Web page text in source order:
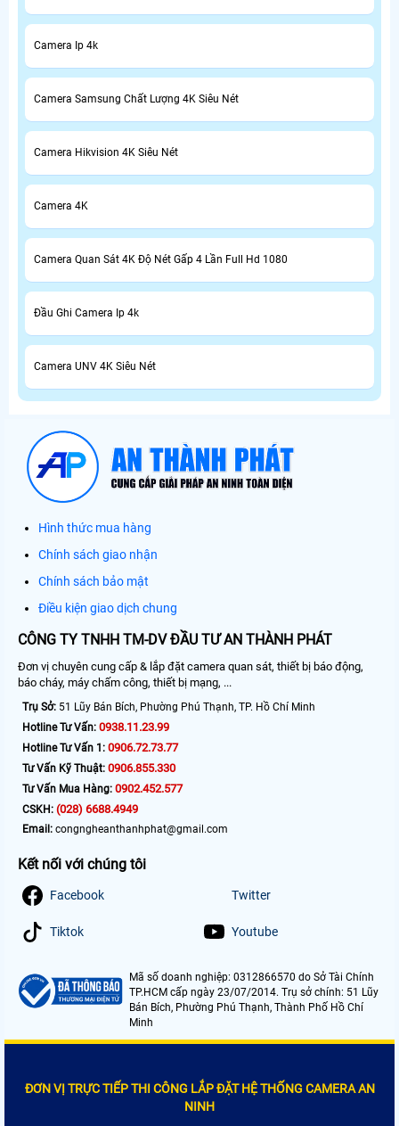
Camera Ip 4k
Camera Samsung Chất Lượng 4K Siêu Nét
Camera Hikvision 4K Siêu Nét
Camera 4K
Camera Quan Sát 4K Độ Nét Gấp 4 Lần Full Hd 1080
Đầu Ghi Camera Ip 4k
Camera UNV 4K Siêu Nét
Hình thức mua hàng
Chính sách giao nhận
Chính sách bảo mật
Điều kiện giao dịch chung
CÔNG TY TNHH TM-DV ĐẦU TƯ AN THÀNH PHÁT
Đơn vị chuyên cung cấp & lắp đặt camera quan sát, thiết bị báo động,
báo cháy, máy chấm công, thiết bị mạng, ...
Trụ Sở: 51 Lũy Bán Bích, Phường Phú Thạnh, TP. Hồ Chí Minh
Hotline Tư Vấn: 0938.11.23.99
Hotline Tư Vấn 1: 0906.72.73.77
Tư Vấn Kỹ Thuật: 0906.855.330
Tư Vấn Mua Hàng: 0902.452.577
CSKH: (028) 6688.4949
Email: congngheanthanhphat@gmail.com
Kết nối với chúng tôi
Facebook Twitter
Tiktok Youtube
Mã số doanh nghiệp: 0312866570 do Sở Tài Chính
TP.HCM cấp ngày 23/07/2014. Trụ sở chính: 51 Lũy
Bán Bích, Phường Phú Thạnh, Thành Phố Hồ Chí
Minh
ĐƠN VỊ TRỰC TIẾP THI CÔNG LẮP ĐẶT HỆ THỐNG CAMERA AN
NINH